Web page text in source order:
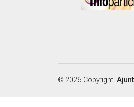
© 2026 Copyright: